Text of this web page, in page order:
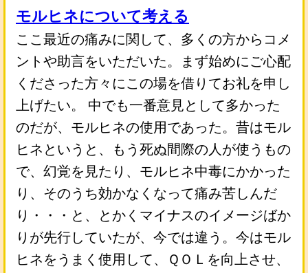
モルヒネについて考える
ここ最近の痛みに関して、多くの方からコメ
ントや助言をいただいた。まず始めにご心配
くださった方々にこの場を借りてお礼を申し
上げたい。 中でも一番意見として多かった
のだが、モルヒネの使用であった。昔はモル
ヒネというと、もう死ぬ間際の人が使うもの
で、幻覚を見たり、モルヒネ中毒にかかった
り、そのうち効かなくなって痛み苦しんだ
り・・・と、とかくマイナスのイメージばか
りが先行していたが、今では違う。今はモル
ヒネをうまく使用して、ＱＯＬを向上させ、